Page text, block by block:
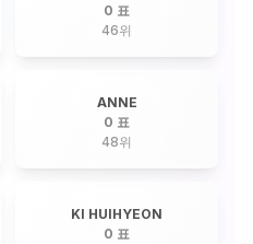
0 표
46위
ANNE
0 표
48위
KI HUIHYEON
0 표